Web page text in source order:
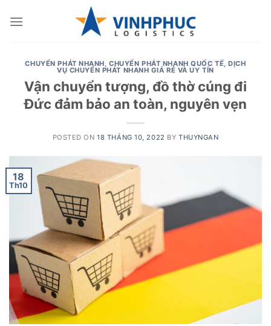
CHUYỂN PHÁT NHANH,CHUYỂN PHÁT NHANH QUỐC TẾ,DỊCH
VỤ CHUYỂN PHÁT NHANH GIÁ RẺ VÀ UY TÍN
Vận chuyển tượng, đồ thờ cúng đi
Đức đảm bảo an toàn, nguyên vẹn
POSTED ON18 THÁNG 10, 2022 BY THUYNGAN
18
Th10